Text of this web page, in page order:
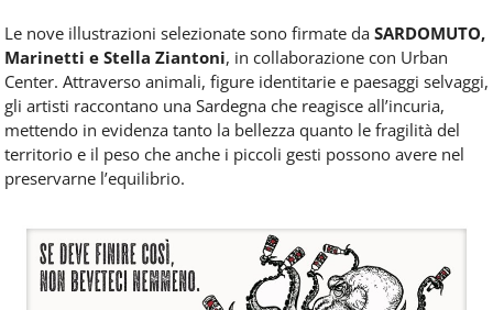
Le nove illustrazioni selezionate sono firmate da SARDOMUTO,
Marinetti e Stella Ziantoni, in collaborazione con Urban
Center. Attraverso animali, figure identitarie e paesaggi selvaggi,
gli artisti raccontano una Sardegna che reagisce all’incuria,
mettendo in evidenza tanto la bellezza quanto le fragilità del
territorio e il peso che anche i piccoli gesti possono avere nel
preservarne l’equilibrio.